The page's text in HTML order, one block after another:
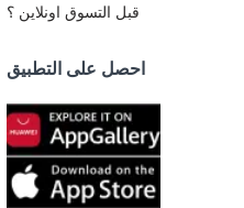
قبل التسوق اونلاين ؟
احصل على التطبيق